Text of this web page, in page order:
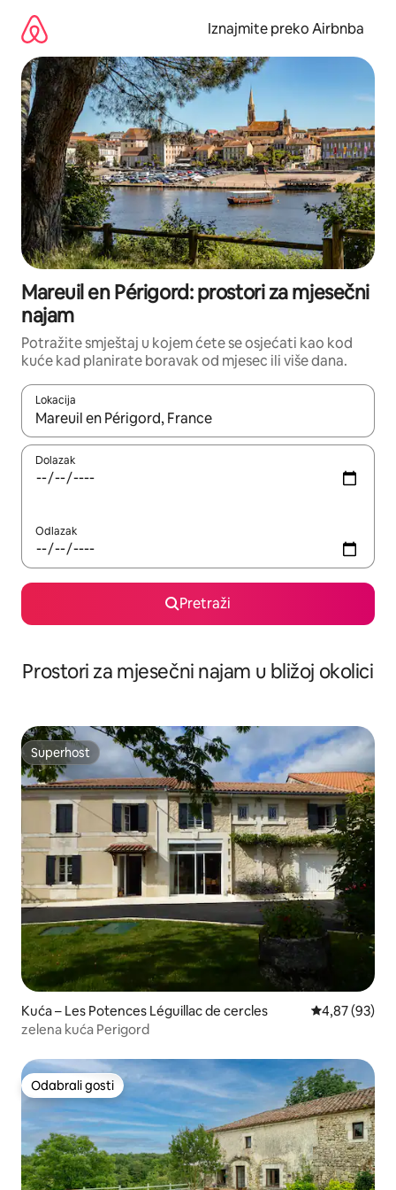
sadržaj
Iznajmite preko Airbnba
Mareuil en Périgord: prostori za mjesečni
najam
Potražite smještaj u kojem ćete se osjećati kao kod
kuće kad planirate boravak od mjesec ili više dana.
Lokacija
Kada budu dostupni rezultati, moći ćete ih pregledati
Dolazak
Odlazak
Pretraži
Prostori za mjesečni najam u bližoj okolici
Superhost
Superhost
Kuća – Les Potences Léguillac de cercles Prosječna
4,87 (93)
zelena kuća Perigord
Odabrali gosti
Odabrali gosti